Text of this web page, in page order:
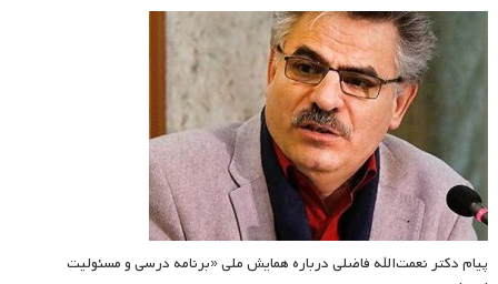
پیام دکتر نعمت‌الله فاضلی درباره همایش ملی «برنامه درسی و مسئولیت